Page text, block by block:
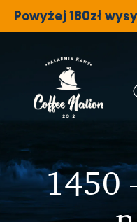
Powyżej 180zł
1450